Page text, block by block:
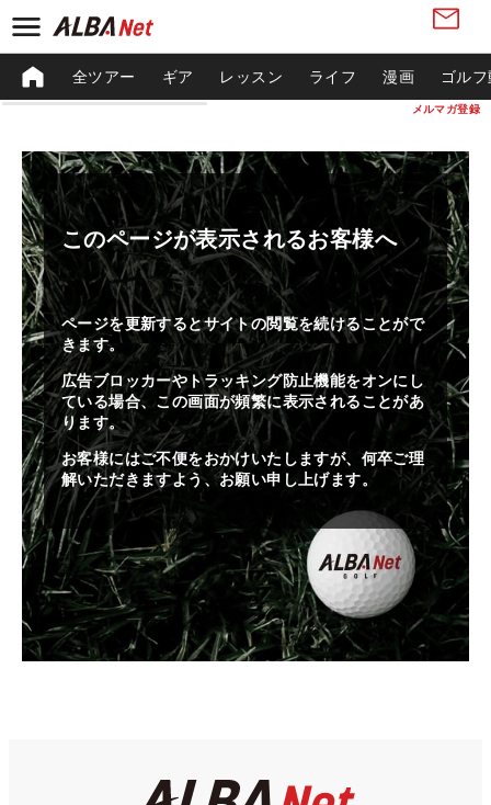
メルマガ登録
全ツアー ギア レッスン ライフ 漫画 ゴル
このページが表示されるお客様へ
ページを更新するとサイトの閲覧を続けることがで
きます。
広告ブロッカーやトラッキング防止機能をオンにし
ている場合、この画面が頻繁に表示されることがあ
ります。
お客様にはご不便をおかけいたしますが、何卒ご理
解いただきますよう、お願い申し上げます。